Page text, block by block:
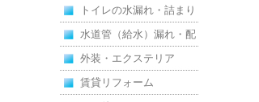
れ
トイレの水漏れ・詰まり
水道管（給水）漏れ・配
管
外装・エクステリア
賃貸リフォーム